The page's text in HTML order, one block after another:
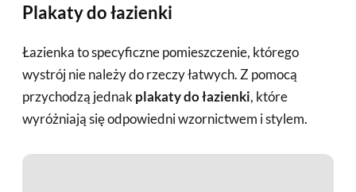
Plakaty do łazienki
Łazienka to specyficzne pomieszczenie, którego
wystrój nie należy do rzeczy łatwych. Z pomocą
przychodzą jednakplakaty do łazienki, które
wyróżniają się odpowiedni wzornictwem i stylem.